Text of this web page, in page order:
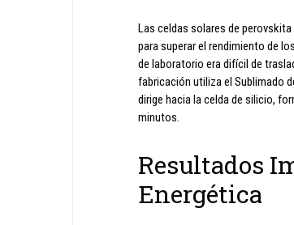
Las celdas solares de
para superar el rendimiento de
de laboratorio era difícil de
fabricación utiliza el Sublimado
dirige hacia la celda de silicio,
minutos.
Resultados
Energética